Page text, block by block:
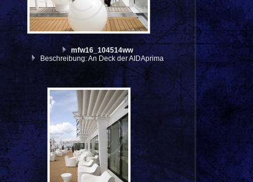
mfw16_104514ww
Beschreibung: An Deck der AIDAprima